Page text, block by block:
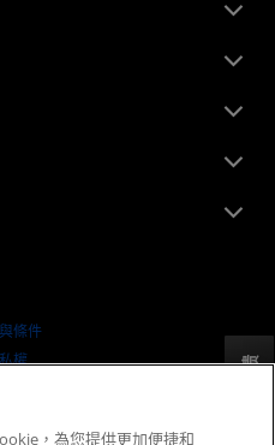
反馈
條件
權
，為您提供更加便捷和